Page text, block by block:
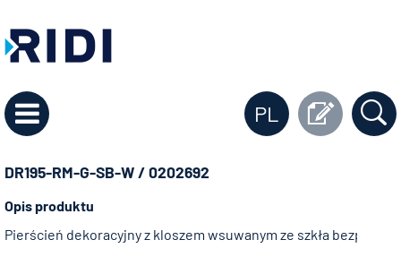
PL
DR195-RM-G-SB-W / 0202692
Opis produktu
Pierścień dekoracyjny z kloszem wsuwanym ze szkła